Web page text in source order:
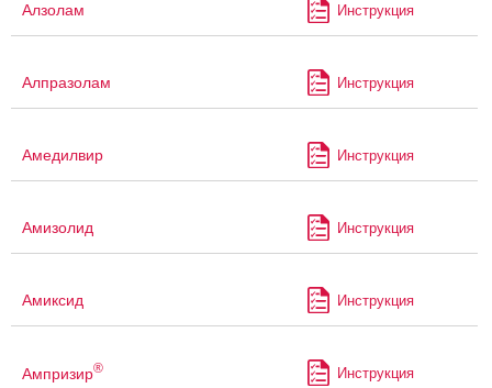
Алзолам Инструкция
Алпразолам Инструкция
Амедилвир Инструкция
Амизолид Инструкция
Амиксид Инструкция
Ампризир® Инструкция